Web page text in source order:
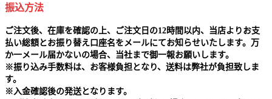
振込方法
ご注文後、在庫を確認の上、ご注文日の12時間以内、当店よりお支
払い総額とお振り替え口座名をメールにてお知らせいたします。万
か一メール届かないの場合、当社まで御一報お願いします。
※振り込み手数料は、お客様負担となり、送料は弊社が負担致しま
す。
※ 入金確認後の発送となります。